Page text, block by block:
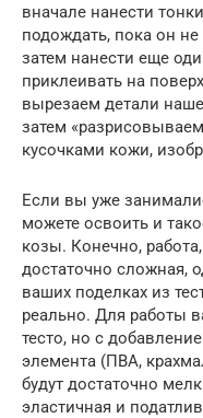
вначале нанести
подождать, пока он не
затем нанести еще
приклеивать на
вырезаем детали
затем
кусочками кожи,
Если вы уже
можете освоить и
козы. Конечно,
достаточно сложная,
ваших поделках из
реально. Для работы
тесто, но с
элемента (ПВА,
будут достаточно
эластичная и